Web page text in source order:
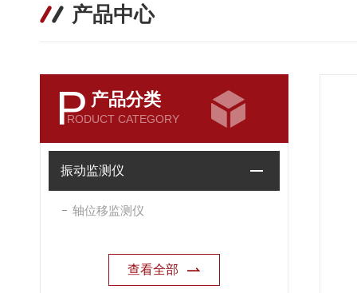
产品中心
P 产品分类
RODUCT CATEGORY
振动监测仪
轴位移监测仪
查看全部